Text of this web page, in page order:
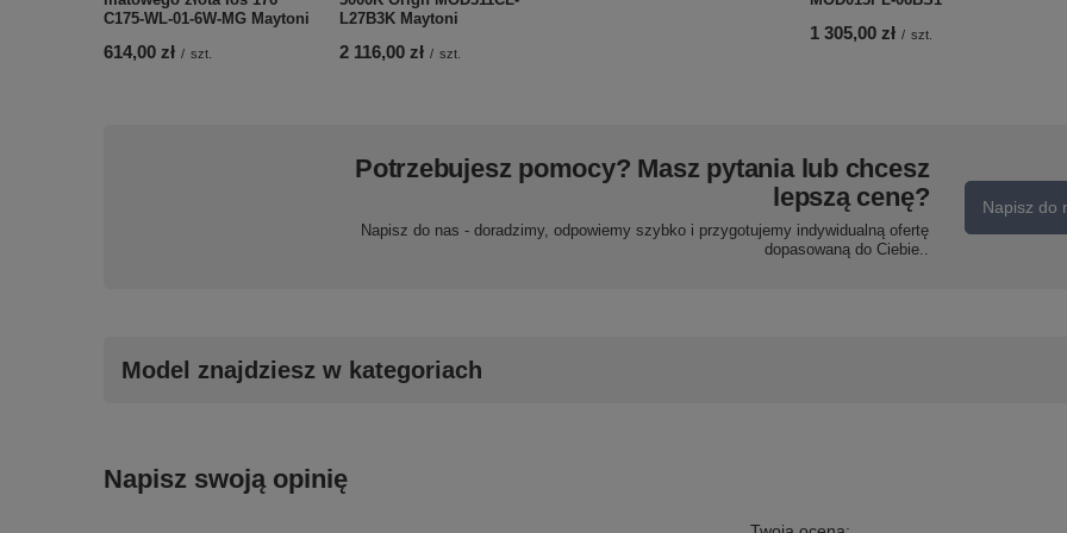
C175-WL-01-6W-MG Maytoni
614,00 zł / szt.
L27B3K Maytoni
2 116,00 zł / szt.
1 305,00 zł / szt.
Potrzebujesz pomocy? Masz pytania lub chcesz
lepszą cenę?
Napisz do nas - doradzimy, odpowiemy szybko i przygotujemy indywidualną ofertę
dopasowaną do Ciebie..
Napisz do
Model znajdziesz w kategoriach
Napisz swoją opinię